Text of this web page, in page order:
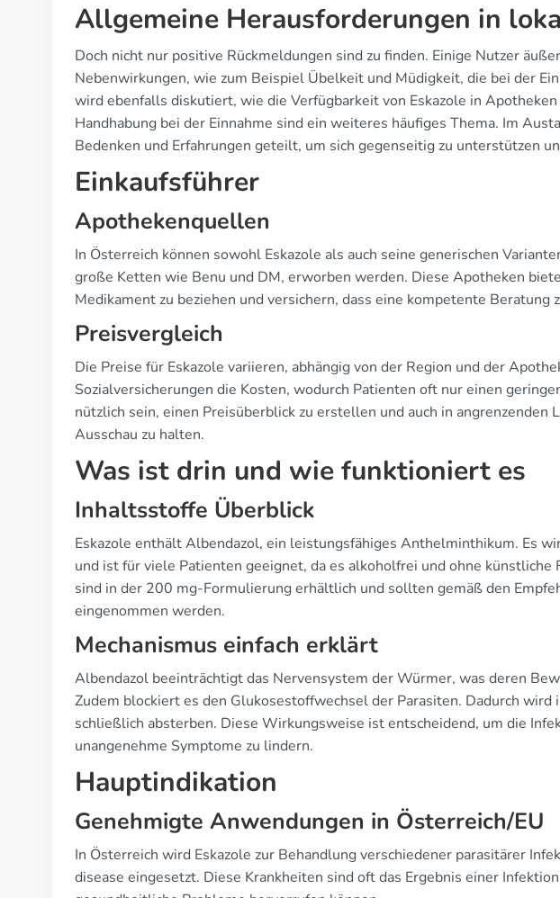
Allgemeine Herausforderungen in
Doch nicht nur positive Rückmeldungen sind zu finden. Einige Nutzer
Nebenwirkungen, wie zum Beispiel Übelkeit und Müdigkeit, die bei der
wird ebenfalls diskutiert, wie die Verfügbarkeit von Eskazole in
Handhabung bei der Einnahme sind ein weiteres häufiges Thema. Im
Bedenken und Erfahrungen geteilt, um sich gegenseitig zu unterstützen
Einkaufsführer
Apothekenquellen
In Österreich können sowohl Eskazole als auch seine generischen
große Ketten wie Benu und DM, erworben werden. Diese Apotheken
Medikament zu beziehen und versichern, dass eine kompetente Beratung
Preisvergleich
Die Preise für Eskazole variieren, abhängig von der Region und der
Sozialversicherungen die Kosten, wodurch Patienten oft nur einen
nützlich sein, einen Preisüberblick zu erstellen und auch in angrenzenden
Ausschau zu halten.
Was ist drin und wie funktioniert es
Inhaltsstoffe Überblick
Eskazole enthält Albendazol, ein leistungsfähiges Anthelminthikum. Es
und ist für viele Patienten geeignet, da es alkoholfrei und ohne
sind in der 200 mg-Formulierung erhältlich und sollten gemäß den
eingenommen werden.
Mechanismus einfach erklärt
Albendazol beeinträchtigt das Nervensystem der Würmer, was deren
Zudem blockiert es den Glukosestoffwechsel der Parasiten. Dadurch
schließlich absterben. Diese Wirkungsweise ist entscheidend, um die
unangenehme Symptome zu lindern.
Hauptindikation
Genehmigte Anwendungen in Österreich/EU
In Österreich wird Eskazole zur Behandlung verschiedener parasitärer
disease eingesetzt. Diese Krankheiten sind oft das Ergebnis einer